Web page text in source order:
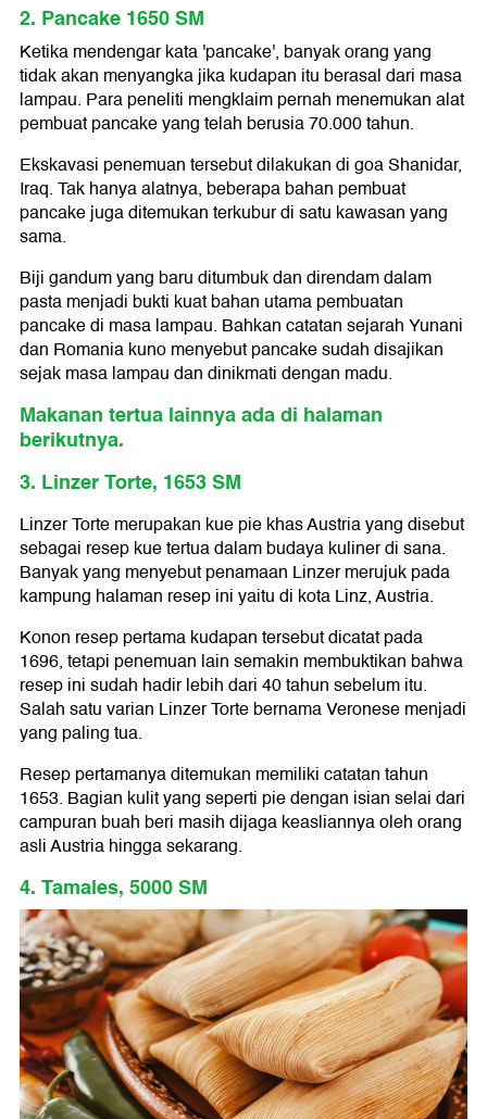
2. Pancake 1650 SM
Ketika mendengar kata 'pancake', banyak orang yang
tidak akan menyangka jika kudapan itu berasal dari masa
lampau. Para peneliti mengklaim pernah menemukan alat
pembuat pancake yang telah berusia 70.000 tahun.
Ekskavasi penemuan tersebut dilakukan di goa Shanidar,
Iraq. Tak hanya alatnya, beberapa bahan pembuat
pancake juga ditemukan terkubur di satu kawasan yang
sama.
Biji gandum yang baru ditumbuk dan direndam dalam
pasta menjadi bukti kuat bahan utama pembuatan
pancake di masa lampau. Bahkan catatan sejarah Yunani
dan Romania kuno menyebut pancake sudah disajikan
sejak masa lampau dan dinikmati dengan madu.
Makanan tertua lainnya ada di halaman
berikutnya.
3. Linzer Torte, 1653 SM
Linzer Torte merupakan kue pie khas Austria yang disebut
sebagai resep kue tertua dalam budaya kuliner di sana.
Banyak yang menyebut penamaan Linzer merujuk pada
kampung halaman resep ini yaitu di kota Linz, Austria.
Konon resep pertama kudapan tersebut dicatat pada
1696, tetapi penemuan lain semakin membuktikan bahwa
resep ini sudah hadir lebih dari 40 tahun sebelum itu.
Salah satu varian Linzer Torte bernama Veronese menjadi
yang paling tua.
Resep pertamanya ditemukan memiliki catatan tahun
1653. Bagian kulit yang seperti pie dengan isian selai dari
campuran buah beri masih dijaga keasliannya oleh orang
asli Austria hingga sekarang.
4. Tamales, 5000 SM